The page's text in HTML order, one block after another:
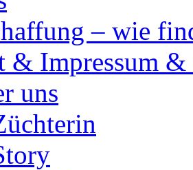
– wie
& Impressum &
uns